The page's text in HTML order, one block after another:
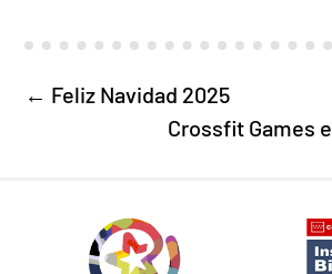
← Feliz Navidad 2025
Crossfit Games